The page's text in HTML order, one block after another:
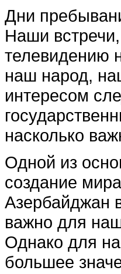
Дни
Наши
телевидению
наш народ,
интересом
насколько
Одной из
создание
Азербайд­жан
важно для
Одна­ко для
большее